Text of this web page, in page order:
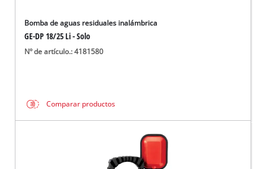
Bomba de aguas residuales inalámbrica
GE-DP 18/25 Li - Solo
Nº de artículo.: 4181580
Comparar productos